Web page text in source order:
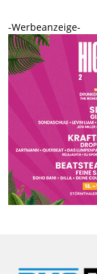
-Werbeanzeige-